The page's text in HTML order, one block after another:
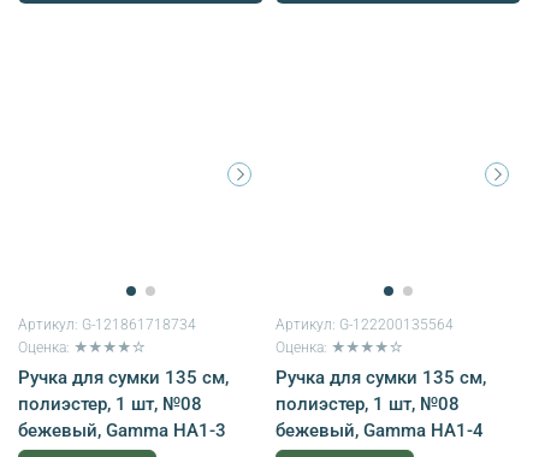
Артикул: G-121861718734
Оценка: ★★★★☆
Ручка для сумки 135 см,
полиэстер, 1 шт, №08
бежевый, Gamma HA1-3
Артикул: G-122200135564
Оценка: ★★★★☆
Ручка для сумки 135 см,
полиэстер, 1 шт, №08
бежевый, Gamma HA1-4